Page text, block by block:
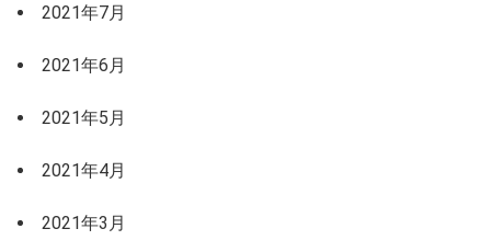
2021年7月
2021年6月
2021年5月
2021年4月
2021年3月